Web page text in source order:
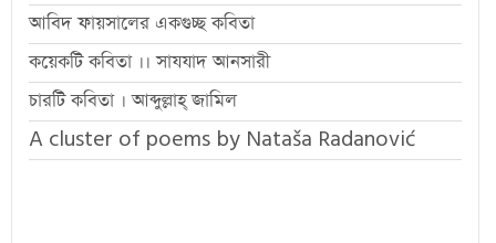
আবিদ ফায়সালের একগুচ্ছ কবিতা
কয়েকটি কবিতা ।। সাযযাদ আনসারী
চারটি কবিতা । আব্দুল্লাহ্ জামিল
A cluster of poems by Nataša Radanović